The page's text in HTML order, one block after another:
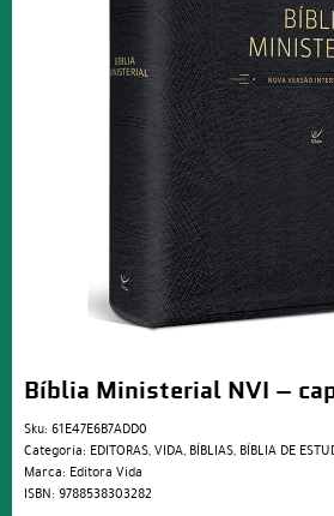
Bíblia Ministerial NVI –
Sku: 61E47E6B7ADD0
Categoria: EDITORAS,VIDA, BÍBLIAS, BÍBLIA DE
Marca: Editora Vida
ISBN: 9788538303282